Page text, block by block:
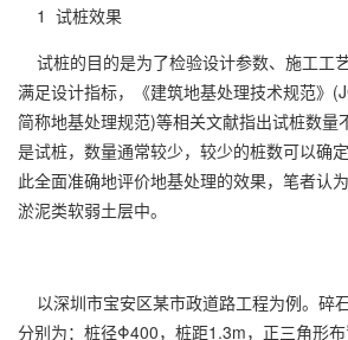
1 试桩效果
试桩的目的是为了检验设计参数、施工工
满足设计指标，《建筑地基处理技术规范》
简称地基处理规范)等相关文献指出试桩数量
是试桩，数量通常较少，较少的桩数可以确
此全面准确地评价地基处理的效果，笔者认
淤泥类软弱土层中。
以深圳市宝安区某市政道路工程为例。碎
分别为：桩径Φ400，桩距1.3m，正三角形